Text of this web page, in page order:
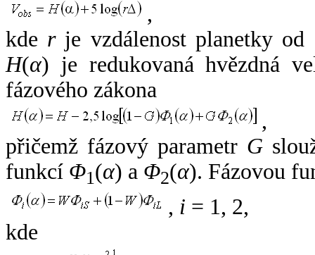
,
kde rje vzdálenost planetky od
H(α) je redukovaná hvězdná
fázového zákona
,
přičemž fázový parametr G
funkcí Φ1(α) a Φ2(α). Fázovou
, i = 1, 2,
kde